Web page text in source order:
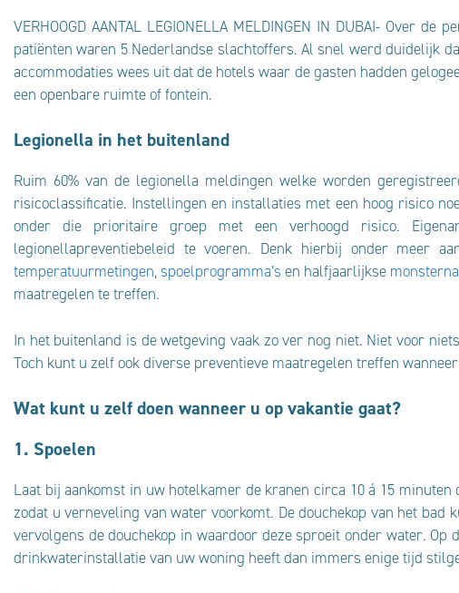
VERHOOGD AANTAL LEGIONELLA MELDINGEN IN DUBAI- Over
patiënten waren 5 Nederlandse slachtoffers. Al snel werd duidelijk
accommodaties wees uit dat de hotels waar de gasten hadden
een openbare ruimte of fontein.
Legionella in het buitenland
Ruim 60% van de legionella meldingen welke worden
risicoclassificatie. Instellingen en installaties met een hoog risico
onder die prioritaire groep met een verhoogd risico.
legionellapreventiebeleid te voeren. Denk hierbij onder meer
temperatuurmetingen,spoelprogramma’s en halfjaarlijkse
maatregelen te treffen.
In het buitenland is de wetgeving vaak zo ver nog niet. Niet voor
Toch kunt u zelf ook diverse preventieve maatregelen treffen
Wat kunt u zelf doen wanneer u op vakantie gaat?
1. Spoelen
Laat bij aankomst in uw hotelkamer de kranen circa 10 á 15
zodat u verneveling van water voorkomt. De douchekop van het
vervolgens de douchekop in waardoor deze sproeit onder water.
drinkwaterinstallatie van uw woning heeft dan immers enige tijd